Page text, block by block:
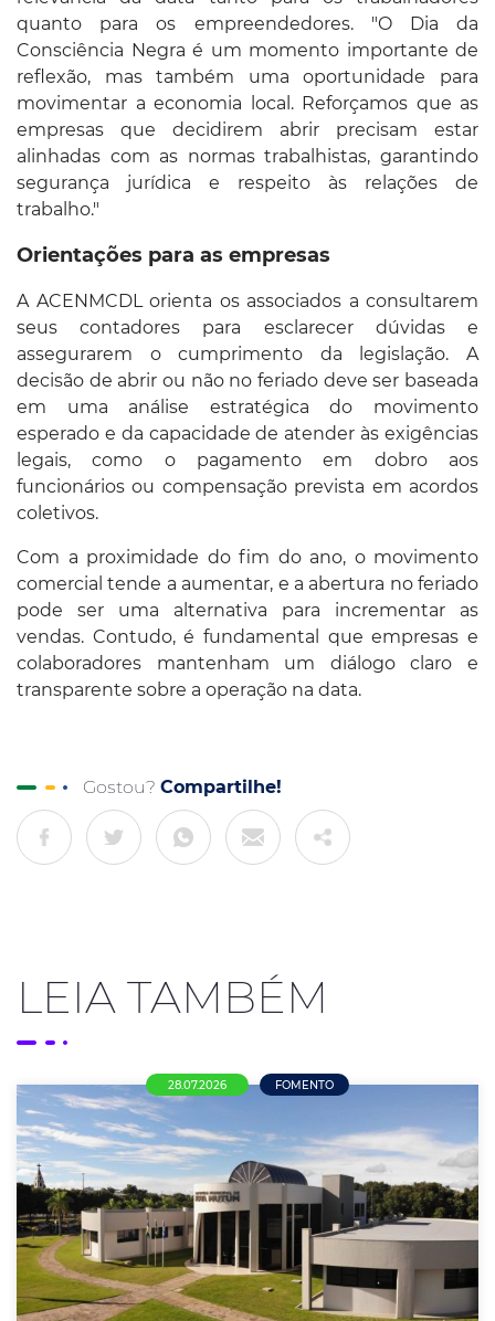
quanto para os empreendedores. "O Dia da
Consciência Negra é um momento importante de
reflexão, mas também uma oportunidade para
movimentar a economia local. Reforçamos que as
empresas que decidirem abrir precisam estar
alinhadas com as normas trabalhistas, garantindo
segurança jurídica e respeito às relações de
trabalho."
Orientações para as empresas
A ACENMCDL orienta os associados a consultarem
seus contadores para esclarecer dúvidas e
assegurarem o cumprimento da legislação. A
decisão de abrir ou não no feriado deve ser baseada
em uma análise estratégica do movimento
esperado e da capacidade de atender às exigências
legais, como o pagamento em dobro aos
funcionários ou compensação prevista em acordos
coletivos.
Com a proximidade do fim do ano, o movimento
comercial tende a aumentar, e a abertura no feriado
pode ser uma alternativa para incrementar as
vendas. Contudo, é fundamental que empresas e
colaboradores mantenham um diálogo claro e
transparente sobre a operação na data.
Gostou? Compartilhe!
LEIA TAMBÉM
28.07.2026 FOMENTO
Mais de R$ 21 milhões em oportunidades
para empresas de Nova Mutum
ACENM/CDL alerta empresários sobre editais de
credenciamento da Prefeitura e incentiva